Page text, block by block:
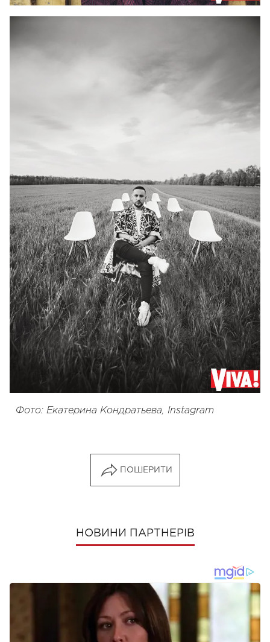
Фото: Екатерина Кондратьева, Instagram
ПОШЕРИТИ
НОВИНИ ПАРТНЕРІВ